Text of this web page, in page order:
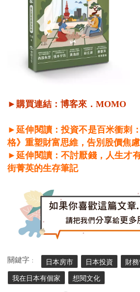
►購買連結： 博客來． MOMO
►延伸閱讀：投資不是百米衝刺
格》重塑財富思維，告別股價焦慮
►延伸閱讀：不討厭錢，人生才
街菁英的生存筆記
關鍵字 : 日本房市 日本投資 財
我在日本有個家 想閱文化